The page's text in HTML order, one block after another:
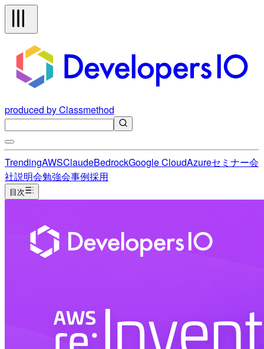
produced by Classmethod
TrendingAWSClaudeBedrockGoogle CloudAzureセミナー会
社説明会勉強会事例採用
目次